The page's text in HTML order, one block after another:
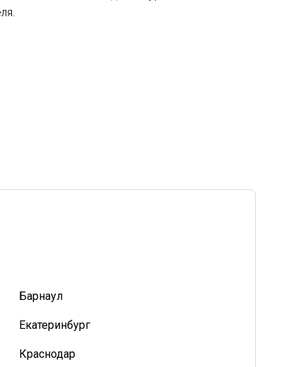
Барнаул
Екатеринбург
Краснодар